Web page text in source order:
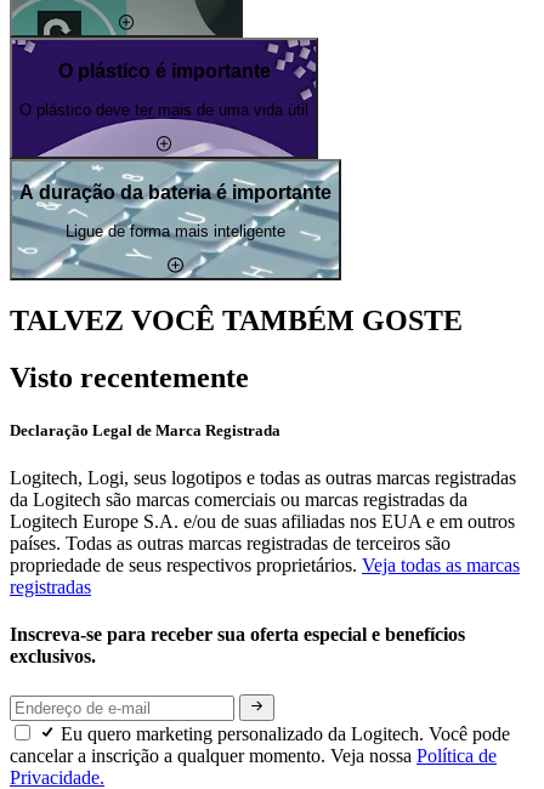
O plástico é importante
O plástico deve ter mais de uma vida útil
A duração da bateria é importante
Ligue de forma mais inteligente
TALVEZ VOCÊ TAMBÉM GOSTE
Visto recentemente
Declaração Legal de Marca Registrada
Logitech, Logi, seus logotipos e todas as outras marcas registradas
da Logitech são marcas comerciais ou marcas registradas da
Logitech Europe S.A. e/ou de suas afiliadas nos EUA e em outros
países. Todas as outras marcas registradas de terceiros são
propriedade de seus respectivos proprietários. Veja todas as marcas
registradas
Inscreva-se para receber sua oferta especial e benefícios
exclusivos.
Eu quero marketing personalizado da Logitech. Você pode
cancelar a inscrição a qualquer momento. Veja nossa Política de
Privacidade.